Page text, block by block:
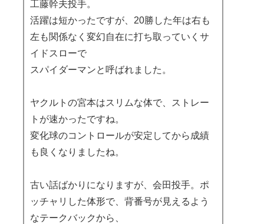
工藤幹夫投手。
活躍は短かったですが、20勝した年は右も
左も関係なく変幻自在に打ち取っていくサ
イドスローで
スパイダーマンと呼ばれました。
ヤクルトの宮本はスリムな体で、ストレー
トが速かったですね。
変化球のコントロールが安定してから成績
も良くなりましたね。
古い話ばかりになりますが、会田投手。ポ
ッチャリした体形で、背番号が見えるよう
なテークバックから、